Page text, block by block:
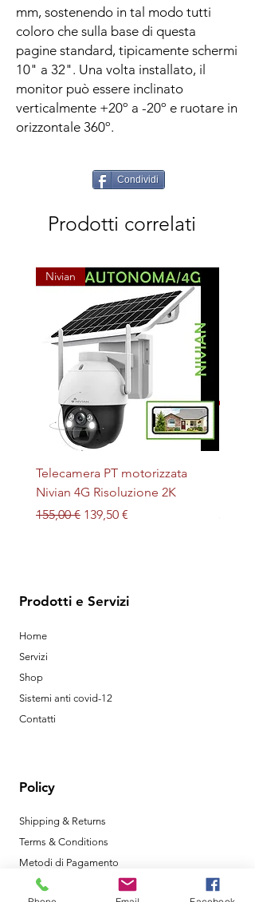
mm, sostenendo in tal modo tutti
coloro che sulla base di questa
pagine standard, tipicamente schermi
10" a 32". Una volta installato, il
monitor può essere inclinato
verticalmente +20º a -20º e ruotare in
orizzontale 360º.
Condividi
Prodotti correlati
Nivian
Telecamera PT motorizzata
Nivian 4G Risoluzione 2K
Prezzo regolare
155,00 € Prezzo scontato
139,50 €
Prodotti e Servizi
Home
Servizi
Shop
Sistemi anti covid-12
Contatti
Policy
Shipping & Returns
Terms & Conditions
Metodi di Pagamento